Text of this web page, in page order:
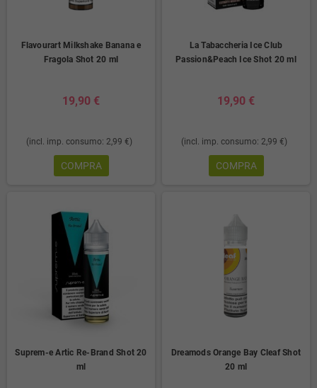
Flavourart Milkshake Banana e
Fragola Shot 20 ml
19,90 €
(incl. imp. consumo: 2,99 €)
COMPRA
La Tabaccheria Ice Club
Passion&Peach Ice Shot 20 ml
19,90 €
(incl. imp. consumo: 2,99 €)
COMPRA
Suprem-e Artic Re-Brand Shot 20
ml
Dreamods Orange Bay Cleaf Shot
20 ml